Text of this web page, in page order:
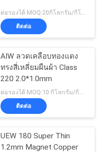
ต่อรองได้ MOQ:20กิโลกรัม/กิโลกรัม
ติดต่อ
AIW ลวดเคลือบทองแดง
ทรงสี่เหลี่ยมผืนผ้า Class
220 2.0*1.0mm
ติดต่อ
UEW 180 Super Thin
1.2mm Magnet Copper